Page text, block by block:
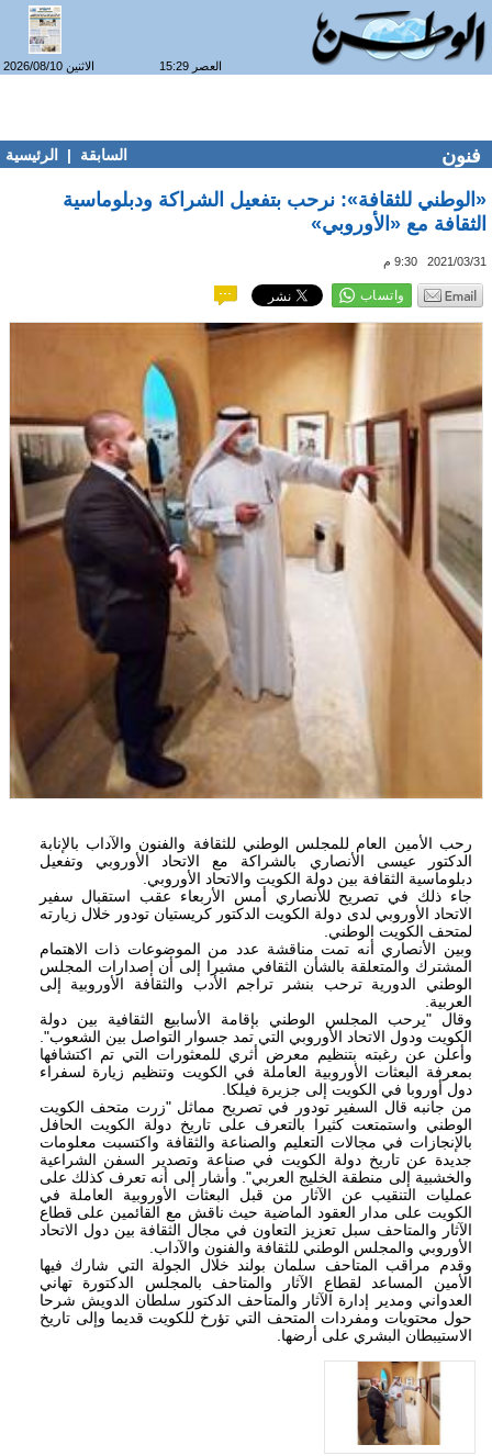
الاثنين 2026/08/10 العصر 15:29
فنون السابقة | الرئيسية
«الوطني للثقافة»: نرحب بتفعيل الشراكة ودبلوماسية
الثقافة مع «الأوروبي»
2021/03/31 9:30 م
رحب الأمين العام للمجلس الوطني للثقافة والفنون والآداب بالإنابة
الدكتور عيسى الأنصاري بالشراكة مع الاتحاد الأوروبي وتفعيل
دبلوماسية الثقافة بين دولة الكويت والاتحاد الأوروبي.
جاء ذلك في تصريح للأنصاري أمس الأربعاء عقب استقبال سفير
الاتحاد الأوروبي لدى دولة الكويت الدكتور كريستيان تودور خلال زيارته
لمتحف الكويت الوطني.
وبين الأنصاري أنه تمت مناقشة عدد من الموضوعات ذات الاهتمام
المشترك والمتعلقة بالشأن الثقافي مشيرا إلى أن إصدارات المجلس
الوطني الدورية ترحب بنشر تراجم الأدب والثقافة الأوروبية إلى
العربية.
وقال "يرحب المجلس الوطني بإقامة الأسابيع الثقافية بين دولة
الكويت ودول الاتحاد الأوروبي التي تمد جسوار التواصل بين الشعوب".
وأعلن عن رغبته بتنظيم معرض أثري للمعثورات التي تم اكتشافها
بمعرفة البعثات الأوروبية العاملة في الكويت وتنظيم زيارة لسفراء
دول أوروبا في الكويت إلى جزيرة فيلكا.
من جانبه قال السفير تودور في تصريح مماثل "زرت متحف الكويت
الوطني واستمتعت كثيرا بالتعرف على تاريخ دولة الكويت الحافل
بالإنجازات في مجالات التعليم والصناعة والثقافة واكتسبت معلومات
جديدة عن تاريخ دولة الكويت في صناعة وتصدير السفن الشراعية
والخشبية إلى منطقة الخليج العربي". وأشار إلى أنه تعرف كذلك على
عمليات التنقيب عن الآثار من قبل البعثات الأوروبية العاملة في
الكويت على مدار العقود الماضية حيث ناقش مع القائمين على قطاع
الآثار والمتاحف سبل تعزيز التعاون في مجال الثقافة بين دول الاتحاد
الأوروبي والمجلس الوطني للثقافة والفنون والآداب.
وقدم مراقب المتاحف سلمان بولند خلال الجولة التي شارك فيها
الأمين المساعد لقطاع الآثار والمتاحف بالمجلس الدكتورة تهاني
العدواني ومدير إدارة الآثار والمتاحف الدكتور سلطان الدويش شرحا
حول محتويات ومفردات المتحف التي تؤرخ للكويت قديما وإلى تاريخ
الاستيبطان البشري على أرضها.